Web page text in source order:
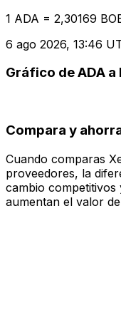
1 ADA = 2,30169
6 ago 2026, 13:46
Gráfico de ADA a
Compara y
Cuando comparas
proveedores, la
cambio competitivos
aumentan el valor